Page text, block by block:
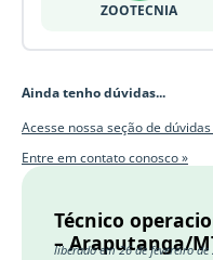
ZOOTECNIA
Ainda tenho dúvidas...
Acesse nossa seção de
Entre em contato conosco »
Técnico
– Araputanga/
liberado em 26 de fevereiro de